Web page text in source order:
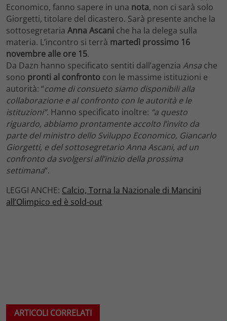
Economico, fanno sapere in una nota, non ci sarà solo
Giorgetti, titolare del dicastero. Sarà presente anche la
sottosegretaria Anna Ascani che ha la delega sulla
materia. L’incontro si terrà martedì prossimo 16
novembre alle ore 15.
Da Dazn hanno specificato sentiti dall’agenzia Ansa che
sono pronti al confronto con le massime istituzioni e
autorità: “come di consueto siamo disponibili alla
collaborazione e al confronto con le autorità e le
istituzioni”. Hanno specificato inoltre: “a questo
riguardo, abbiamo prontamente accolto l’invito da
parte del ministro dello Sviluppo Economico, Giancarlo
Giorgetti, e del sottosegretario Anna Ascani, ad un
confronto da svolgersi all’inizio della prossima
settimana“.
LEGGI ANCHE: Calcio, Torna la Nazionale di Mancini
all’Olimpico ed è sold-out
ARTICOLI CORRELATI